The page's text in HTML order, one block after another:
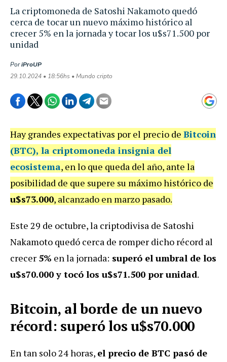
La criptomoneda de Satoshi Nakamoto quedó
cerca de tocar un nuevo máximo histórico al
crecer 5% en la jornada y tocar los u$s71.500 por
unidad
PoriProUP
29.10.2024 • 18:56hs • Mundo cripto
Hay grandes expectativas por el precio de Bitcoin
(BTC), la criptomoneda insignia del
ecosistema, en lo que queda del año, ante la
posibilidad de que supere su máximo histórico de
u$s73.000, alcanzado en marzo pasado.
Este 29 de octubre, la criptodivisa de Satoshi
Nakamoto quedó cerca de romper dicho récord al
crecer 5% en la jornada: superó el umbral de los
u$s70.000 y tocó los u$s71.500 por unidad.
Bitcoin, al borde de un nuevo
récord: superó los u$s70.000
En tan solo 24 horas, el precio de BTC pasó de